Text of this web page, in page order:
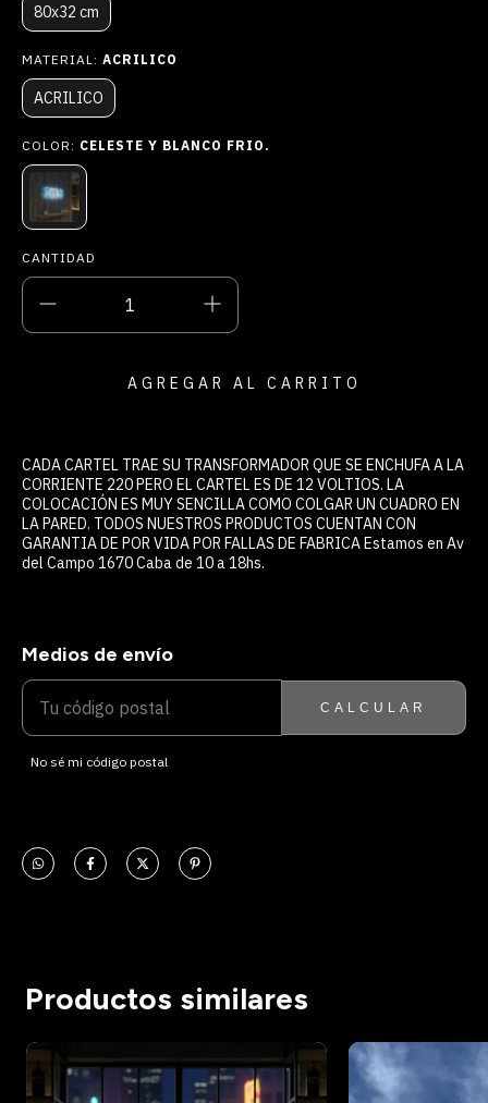
80x32 cm
MATERIAL: ACRILICO
ACRILICO
COLOR: CELESTE Y BLANCO FRIO.
CANTIDAD
CADA CARTEL TRAE SU TRANSFORMADOR QUE SE ENCHUFA A LA
CORRIENTE 220 PERO EL CARTEL ES DE 12 VOLTIOS. LA
COLOCACIÓN ES MUY SENCILLA COMO COLGAR UN CUADRO EN
LA PARED. TODOS NUESTROS PRODUCTOS CUENTAN CON
GARANTIA DE POR VIDA POR FALLAS DE FABRICA Estamos en Av
del Campo 1670 Caba de 10 a 18hs.
ENTREGAS PARA EL CP:
Medios de envío
CALCULAR
No sé mi código postal
Productos similares